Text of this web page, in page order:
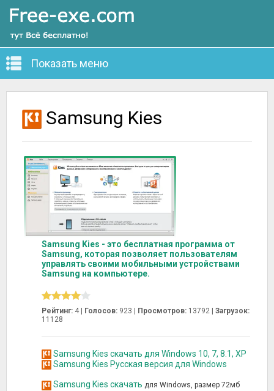
Показать меню
Samsung Kies
Samsung Kies - это бесплатная программа от
Samsung, которая позволяет пользователям
управлять своими мобильными устройствами
Samsung на компьютере.
Рейтинг: 4 | Голосов: 923 | Просмотров: 13792 | Загрузок:
11128
Samsung Kies скачать для Windows 10, 7, 8.1, XP
Samsung Kies Русская версия для Windows
Samsung Kies скачать для Windows, размер 72мб